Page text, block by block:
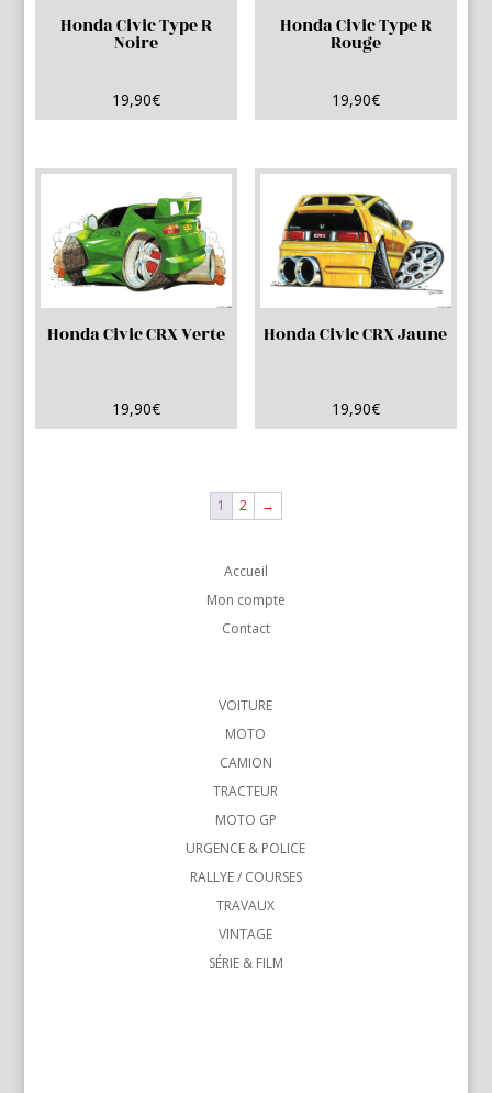
Honda Civic Type R
Noire
19,90€
Honda Civic Type R
Rouge
19,90€
Honda Civic CRX Verte
19,90€
Honda Civic CRX Jaune
19,90€
1 2 →
Accueil
Mon compte
Contact
VOITURE
MOTO
CAMION
TRACTEUR
MOTO GP
URGENCE & POLICE
RALLYE / COURSES
TRAVAUX
VINTAGE
SÉRIE & FILM